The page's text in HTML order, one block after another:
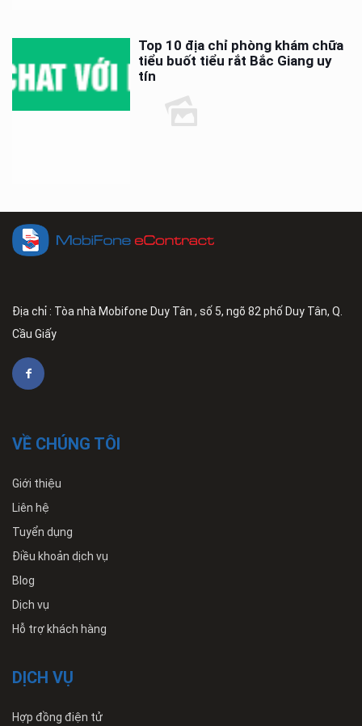
Top 10 địa chỉ phòng khám chữa
tiểu buốt tiểu rắt Bắc Giang uy
tín
Địa chỉ : Tòa nhà Mobifone Duy Tân , số 5, ngõ 82 phố Duy Tân, Q.
Cầu Giấy
VỀ CHÚNG TÔI
Giới thiệu
Liên hệ
Tuyển dụng
Điều khoản dịch vụ
Blog
Dịch vụ
Hỗ trợ khách hàng
DỊCH VỤ
Hợp đồng điện tử